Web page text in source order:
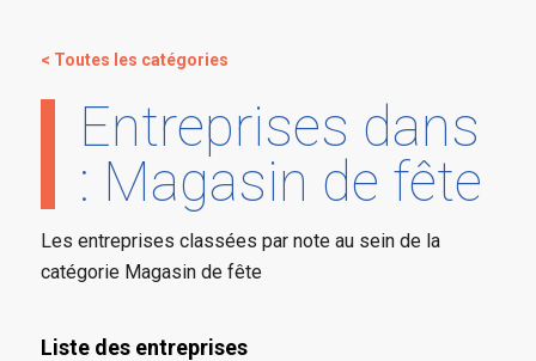
< Toutes les catégories
Entreprises dans
: Magasin de fête
Les entreprises classées par note au sein de la
catégorie Magasin de fête
Liste des entreprises